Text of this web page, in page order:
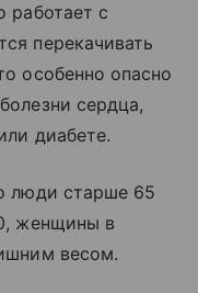
работает с
перекачивать
особенно опасно
сердца,
диабете.
люди старше 65
женщины в
весом.